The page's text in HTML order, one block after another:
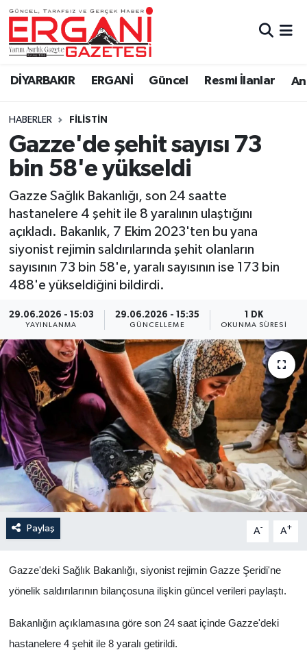
DİYARBAKIR ERGANİ Güncel Resmi İlanlar
HABERLER FILISTIN
Gazze'de şehit sayısı 73
bin 58'e yükseldi
Gazze Sağlık Bakanlığı, son 24 saatte
hastanelere 4 şehit ile 8 yaralının ulaştığını
açıkladı. Bakanlık, 7 Ekim 2023'ten bu yana
siyonist rejimin saldırılarında şehit olanların
sayısının 73 bin 58'e, yaralı sayısının ise 173 bin
488'e yükseldiğini bildirdi.
29.06.2026 - 15:03
YAYINLANMA
29.06.2026 - 15:35
GÜNCELLEME
1 DK
OKUNMA SÜRESI
Paylaş A- A+
Gazze'deki Sağlık Bakanlığı, siyonist rejimin Gazze Şeridi'ne
yönelik saldırılarının bilançosuna ilişkin güncel verileri paylaştı.
Bakanlığın açıklamasına göre son 24 saat içinde Gazze'deki
hastanelere 4 şehit ile 8 yaralı getirildi.
DİYARBAKIR
BİSMİL
BAĞLAR
ERGANİ
Güncel
Eği̇ti̇m
Resmi İlanlar
Sağlık
Si̇yaset
Anali̇z
Bi̇li̇m & Teknoloji̇
Dünya
Eği̇ti̇m
Ergani Nöbetçi Eczaneler
Ergani Hava Durumu
Ergani Trafik Yoğunluk Haritası
Süper Lig Puan Durumu ve Fikstür
Tüm Manşetler
Son Dakika Haberleri
Haber Arşivi